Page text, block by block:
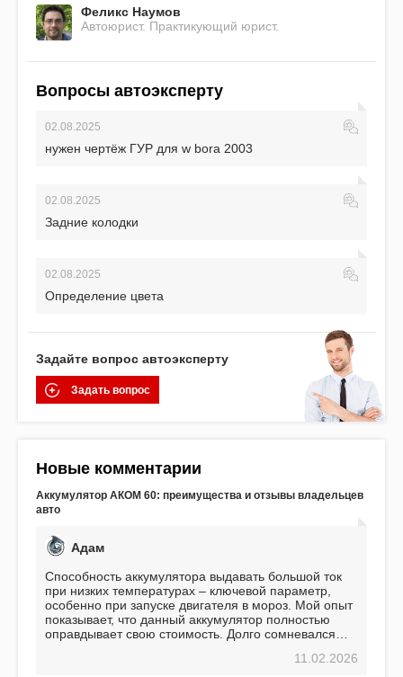
Феликс Наумов
Автоюрист. Практикующий юрист.
Вопросы автоэксперту
02.08.2025
нужен чертёж ГУР для w bora 2003
02.08.2025
Задние колодки
02.08.2025
Определение цвета
Задайте вопрос автоэксперту
Задать вопрос
Новые комментарии
Аккумулятор АКОМ 60: преимущества и отзывы владельцев
авто
Адам
Способность аккумулятора выдавать большой ток
при низких температурах – ключевой параметр,
особенно при запуске двигателя в мороз. Мой опыт
показывает, что данный аккумулятор полностью
оправдывает свою стоимость. Долго сомневался
пожалел. Считаю, что это отличное вложение,11.02.2026